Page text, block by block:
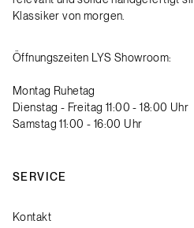
Klassiker von morgen.
Öffnungszeiten LYS Showroom:
Montag Ruhetag
Dienstag - Freitag 11:00 - 18:00 Uhr
Samstag 11:00 - 16:00 Uhr
SERVICE
Kontakt